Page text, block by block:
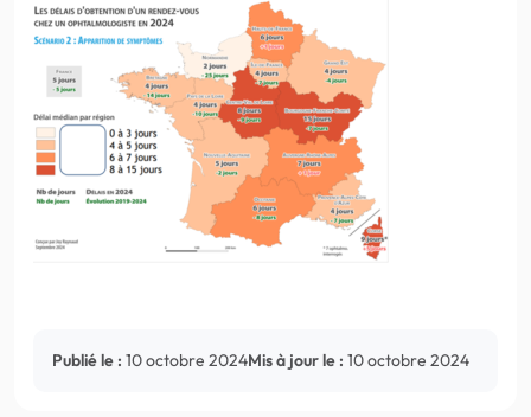
Publié le : 10 octobre 2024Mis à jour le : 10 octobre 2024